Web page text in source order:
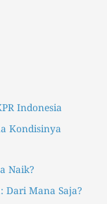
Indonesia
Kondisinya
Naik?
Dari Mana Saja?